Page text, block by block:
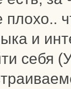
плохо..
и
себя